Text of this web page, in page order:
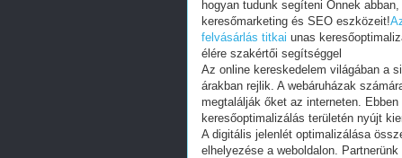
hogyan tudunk segíteni Önnek
keresőmarketing és SEO eszközeit!
felvásárlás titkai unas
élére szakértői segítséggel
Az online kereskedelem világában a
árakban rejlik. A webáruházak
megtalálják őket az interneten.
keresőoptimalizálás területén nyújt
A digitális jelenlét optimalizálása
elhelyezése a weboldalon.